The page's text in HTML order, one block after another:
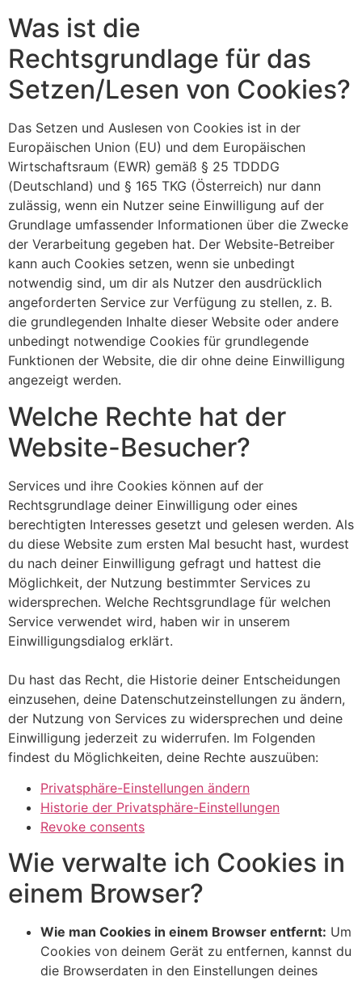
Was ist die
Rechtsgrundlage für das
Setzen/Lesen von Cookies?
Das Setzen und Auslesen von Cookies ist in der
Europäischen Union (EU) und dem Europäischen
Wirtschaftsraum (EWR) gemäß § 25 TDDDG
(Deutschland) und § 165 TKG (Österreich) nur dann
zulässig, wenn ein Nutzer seine Einwilligung auf der
Grundlage umfassender Informationen über die Zwecke
der Verarbeitung gegeben hat. Der Website-Betreiber
kann auch Cookies setzen, wenn sie unbedingt
notwendig sind, um dir als Nutzer den ausdrücklich
angeforderten Service zur Verfügung zu stellen, z. B.
die grundlegenden Inhalte dieser Website oder andere
unbedingt notwendige Cookies für grundlegende
Funktionen der Website, die dir ohne deine Einwilligung
angezeigt werden.
Welche Rechte hat der
Website-Besucher?
Services und ihre Cookies können auf der
Rechtsgrundlage deiner Einwilligung oder eines
berechtigten Interesses gesetzt und gelesen werden. Als
du diese Website zum ersten Mal besucht hast, wurdest
du nach deiner Einwilligung gefragt und hattest die
Möglichkeit, der Nutzung bestimmter Services zu
widersprechen. Welche Rechtsgrundlage für welchen
Service verwendet wird, haben wir in unserem
Einwilligungsdialog erklärt.
Du hast das Recht, die Historie deiner Entscheidungen
einzusehen, deine Datenschutzeinstellungen zu ändern,
der Nutzung von Services zu widersprechen und deine
Einwilligung jederzeit zu widerrufen. Im Folgenden
findest du Möglichkeiten, deine Rechte auszuüben:
Privatsphäre-Einstellungen ändern
Historie der Privatsphäre-Einstellungen
Revoke consents
Wie verwalte ich Cookies in
einem Browser?
Wie man Cookies in einem Browser entfernt: Um
Cookies von deinem Gerät zu entfernen, kannst du
die Browserdaten in den Einstellungen deines